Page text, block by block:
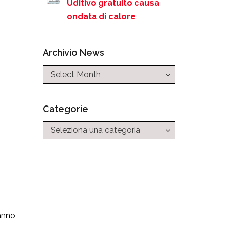
Uditivo gratuito causa
ondata di calore
Archivio News
Categorie
Categorie